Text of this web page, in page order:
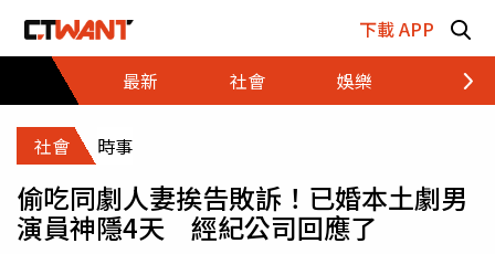
下載 APP
最新
社會 娛樂 財經
社會 時事
偷吃同劇人妻挨告敗訴！已婚本土劇男
演員神隱4天 經紀公司回應了